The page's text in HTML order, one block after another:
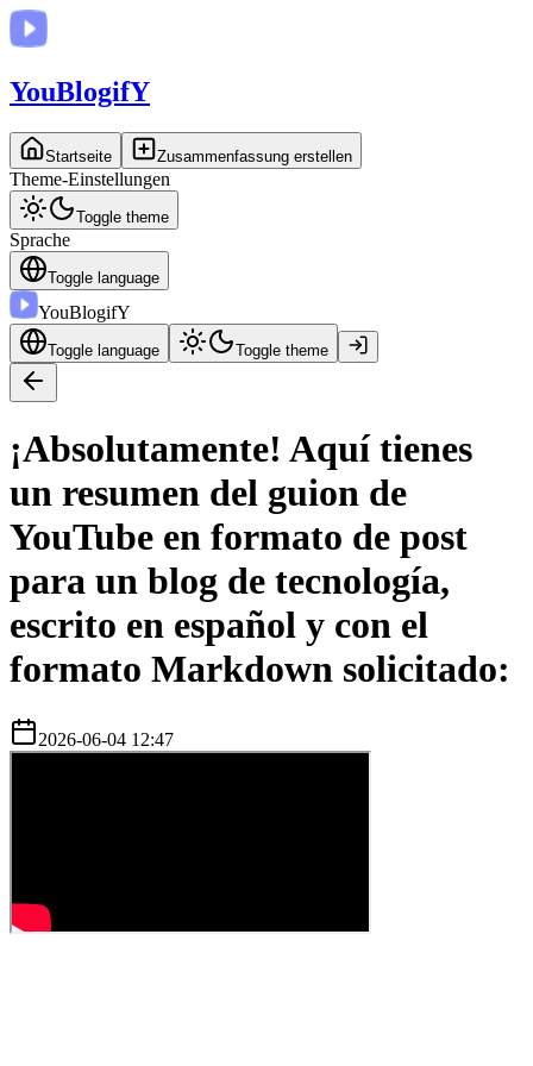
YouBlogifY
Startseite Zusammenfassung erstellen
Theme-Einstellungen
Toggle theme
Sprache
Toggle language
YouBlogifY
Toggle language Toggle theme
¡Absolutamente! Aquí tienes
un resumen del guion de
YouTube en formato de post
para un blog de tecnología,
escrito en español y con el
formato Markdown solicitado:
2026-06-04 12:47